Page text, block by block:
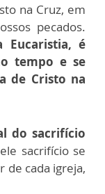
na Cruz, em
pecados.
Eucaristia, é
tempo e se
de Cristo na
do sacrifício
sacrifício se
de cada igreja,